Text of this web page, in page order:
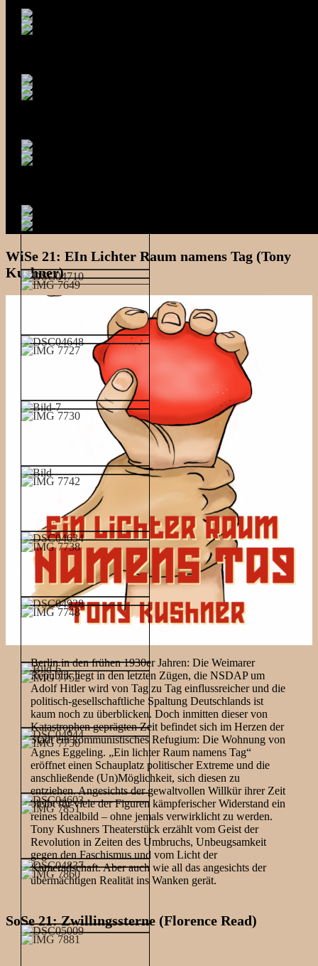
WiSe 21: EIn Lichter Raum namens Tag (Tony
Kushner)
Berlin in den frühen 1930er Jahren: Die Weimarer
Republik liegt in den letzten Zügen, die NSDAP um
Adolf Hitler wird von Tag zu Tag einflussreicher und die
politisch-gesellschaftliche Spaltung Deutschlands ist
kaum noch zu überblicken. Doch inmitten dieser von
Katastrophen geprägten Zeit befindet sich im Herzen der
Stadt ein kommunistisches Refugium: Die Wohnung von
Agnes Eggeling. „Ein lichter Raum namens Tag“
eröffnet einen Schauplatz politischer Extreme und die
anschließende (Un)Möglichkeit, sich diesen zu
entziehen. Angesichts der gewaltvollen Willkür ihrer Zeit
bleibt für viele der Figuren kämpferischer Widerstand ein
reines Idealbild – ohne jemals verwirklicht zu werden.
Tony Kushners Theaterstück erzählt vom Geist der
Revolution in Zeiten des Umbruchs, Unbeugsamkeit
gegen den Faschismus und vom Licht der
Kameradschaft. Aber auch wie all das angesichts der
übermächtigen Realität ins Wanken gerät.
SoSe 21: Zwillingssterne (Florence Read)